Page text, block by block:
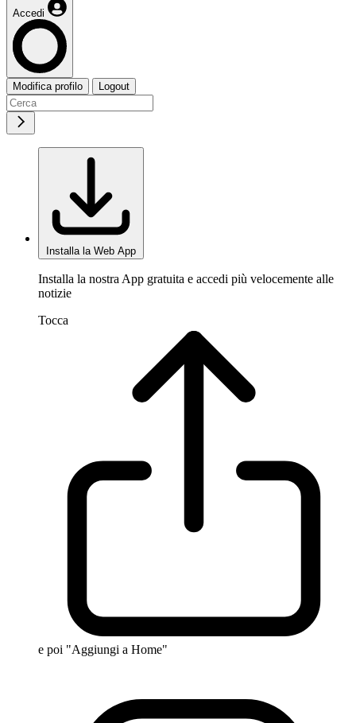
Accedi
Modifica profilo Logout
Installa la Web App
Installa la nostra App gratuita e accedi più velocemente alle
notizie
Tocca
e poi "Aggiungi a Home"